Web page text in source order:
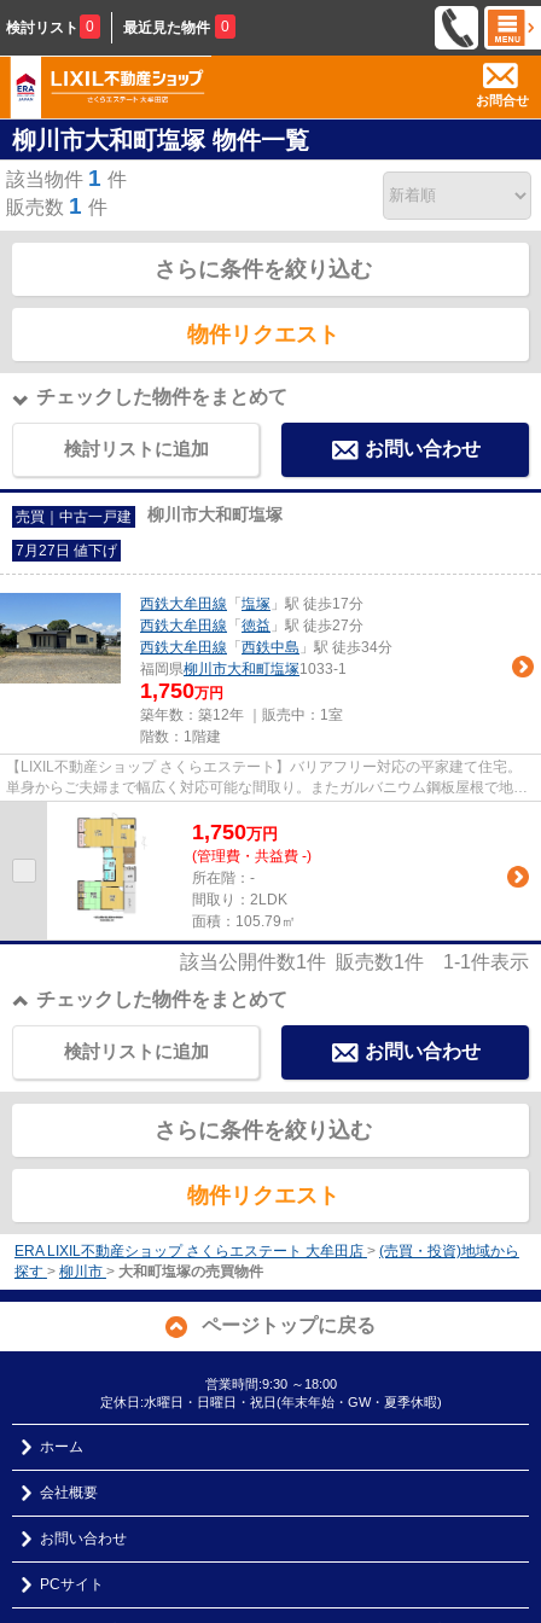
検討リスト 0 最近見た物件 0
お問合せ
柳川市大和町塩塚 物件一覧
該当物件 1 件
販売数 1 件
さらに条件を絞り込む
物件リクエスト
チェックした物件をまとめて
検討リストに追加 お問い合わせ
売買｜中古一戸建 柳川市大和町塩塚
7月27日 値下げ
西鉄大牟田線 「 塩塚 」駅 徒歩17分
西鉄大牟田線 「 徳益 」駅 徒歩27分
西鉄大牟田線 「 西鉄中島 」駅 徒歩34分
福岡県柳川市大和町塩塚1033-1
1,750万円
築年数：築12年 ｜販売中： 1室
階数：1階建
【LIXIL不動産ショップ さくらエステート】バリアフリー対応の平家建て住宅。
単身からご夫婦まで幅広く対応可能な間取り。またガルバニウム鋼板屋根で地震
1,750万円
(管理費・共益費 -)
所在階：-
間取り：2LDK
面積：105.79㎡
該当公開件数1件 販売数1件 1-1件表示
チェックした物件をまとめて
お問い合わせ
検討リストに追加
さらに条件を絞り込む
物件リクエスト
ERA LIXIL不動産ショップ さくらエステート 大牟田店 > (売買・投資)地域から
探す > 柳川市 > 大和町塩塚の売買物件
ページトップに戻る
営業時間:9:30 ～18:00
定休日:水曜日・日曜日・祝日(年末年始・GW・夏季休暇)
ホーム
会社概要
お問い合わせ
PCサイト